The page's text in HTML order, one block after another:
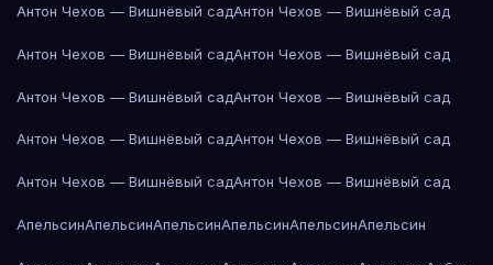
Антон Чехов — Вишнёвый садАнтон Чехов — Вишнёвый сад
Антон Чехов — Вишнёвый садАнтон Чехов — Вишнёвый сад
Антон Чехов — Вишнёвый садАнтон Чехов — Вишнёвый сад
Антон Чехов — Вишнёвый садАнтон Чехов — Вишнёвый сад
Антон Чехов — Вишнёвый садАнтон Чехов — Вишнёвый сад
АпельсинАпельсинАпельсинАпельсинАпельсинАпельсин